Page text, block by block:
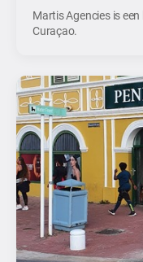
Martis Agencies is
Curaçao.